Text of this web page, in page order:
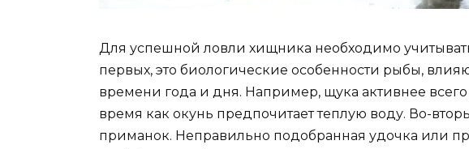
Для успешной ловли хищника необходимо
первых, это биологические особенности рыбы,
времени года и дня. Например, щука активнее всего
время как окунь предпочитает теплую воду. Во-
приманок. Неправильно подобранная удочка или